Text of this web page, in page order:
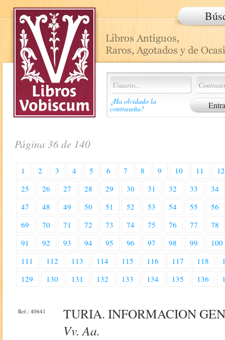
¿Ha olvidado la
contraseña?
Página 36 de 140
1 2 3 4 5 6 7 8 9 10 11
12
25
26 27 28 29 30 31 32 33
34
47
48 49 50 51 52 53 54 55
56
69
70 71 72 73 74 75 76 77
78
91
92 93 94 95 96 97 98 99
100
111
112 113 114 115 116 117 118
129
130 131 132 133 134 135 136
Ref.: 40641
TURIA. INFORMACION
Vv. Aa.